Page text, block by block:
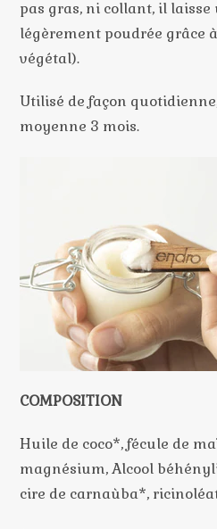
pas gras, ni collant, il laisse
légèrement poudrée grâce
végétal).
Utilisé de façon
moyenne 3 mois.
COMPOSITION
Huile de coco*, fécule de
magnésium, Alcool
cire de carnaùba*,